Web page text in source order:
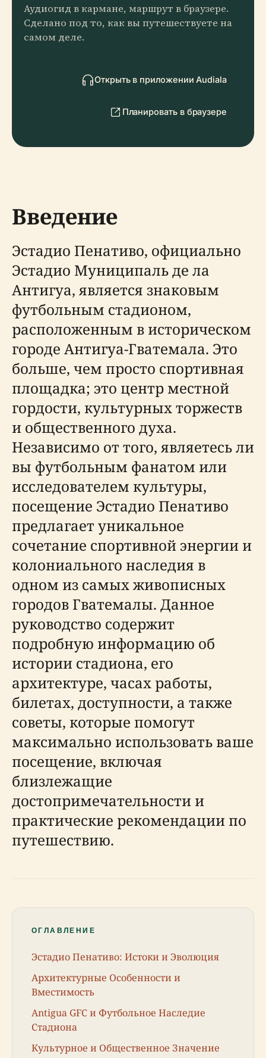
Аудиогид в кармане, маршрут в браузере.
Сделано под то, как вы путешествуете на
самом деле.
Открыть в приложении Audiala
Планировать в браузере
Введение
Эстадио Пенативо, официально
Эстадио Муниципаль де ла
Антигуа, является знаковым
футбольным стадионом,
расположенным в историческом
городе Антигуа-Гватемала. Это
больше, чем просто спортивная
площадка; это центр местной
гордости, культурных торжеств
и общественного духа.
Независимо от того, являетесь ли
вы футбольным фанатом или
исследователем культуры,
посещение Эстадио Пенативо
предлагает уникальное
сочетание спортивной энергии и
колониального наследия в
одном из самых живописных
городов Гватемалы. Данное
руководство содержит
подробную информацию об
истории стадиона, его
архитектуре, часах работы,
билетах, доступности, а также
советы, которые помогут
максимально использовать ваше
посещение, включая
близлежащие
достопримечательности и
практические рекомендации по
путешествию.
ОГЛАВЛЕНИЕ
Эстадио Пенативо: Истоки и Эволюция
Архитектурные Особенности и
Вместимость
Antigua GFC и Футбольное Наследие
Стадиона
Культурное и Общественное Значение